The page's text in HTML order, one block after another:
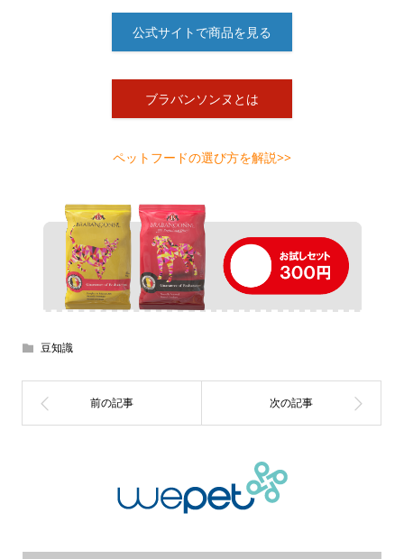
公式サイトで商品を見る
ブラバンソンヌとは
ペットフードの選び方を解説>>
豆知識